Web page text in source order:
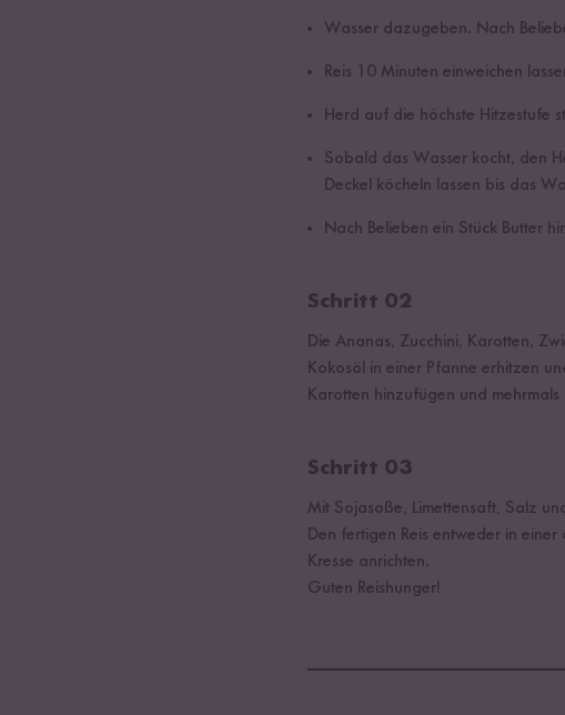
Wasser dazugeben. Nach
Reis 10 Minuten einweichen
Herd auf die höchste Hitzestufe
Sobald das Wasser kocht, den
Deckel köcheln lassen bis das
Nach Belieben ein Stück Butter
Schritt 02
Die Ananas, Zucchini, Karotten,
Kokosöl in einer Pfanne erhitzen
Karotten hinzufügen und
Schritt 03
Mit Sojasoße, Limettensaft, Salz
Den fertigen Reis entweder in
Kresse anrichten.
Guten Reishunger!